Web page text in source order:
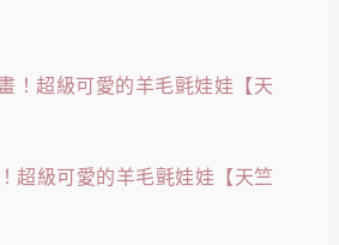
超級可愛的羊毛氈娃娃【天竺